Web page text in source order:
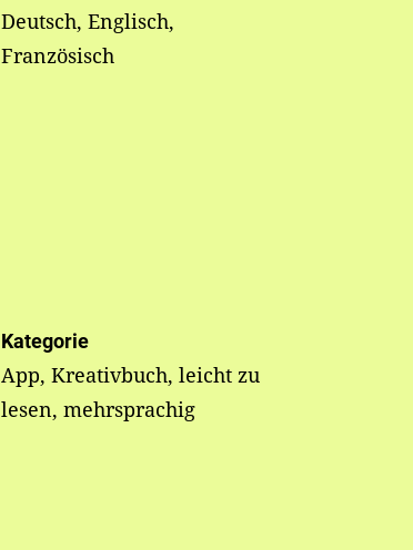
Deutsch, Englisch,
Französisch
Kategorie
App, Kreativbuch, leicht zu
lesen, mehrsprachig